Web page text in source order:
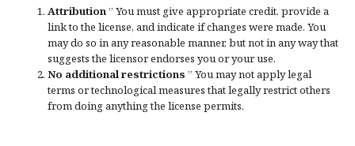
Attribution” You must give appropriate credit, provide a
link to the license, andindicate if changes were made. You
may do so in any reasonable manner, but not in any way that
suggests the licensor endorses you or your use.
No additional restrictions ” You may not apply legal
terms ortechnological measuresthat legally restrict others
from doing anything the license permits.